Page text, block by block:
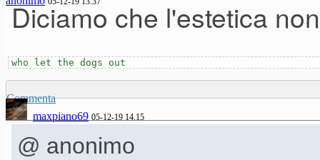
Diciamo che l'estetica
who let the dogs out
Commenta
maxpiano69 05-12-19 14.15
@ anonimo